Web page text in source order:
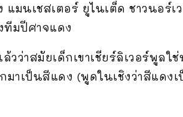
มนเชสเตอร์ ยูไนเต็ด ชาวนอร์เ
ทีมปีศาจแดง
ว่าสมัยเด็กเขาเชียร์ลิเวอร์พูลใ
าเป็นสีแดง (พูดในเชิงว่าสีแดง